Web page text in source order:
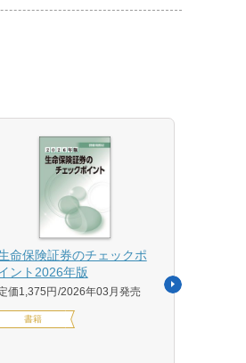
命保険証券のチェックポ
ント2026年版
価1,375円 2026年03月発売
書籍